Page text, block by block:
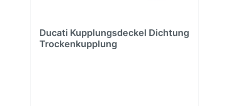
Ducati Kupplungsdeckel Dichtung
Trockenkupplung